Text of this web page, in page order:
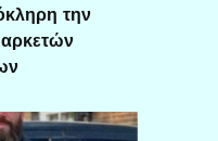
την
αρκετών